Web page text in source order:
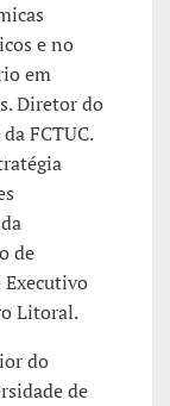
e no
em
Diretor do
FCTUC.
de
Executivo
Litoral.
do
de